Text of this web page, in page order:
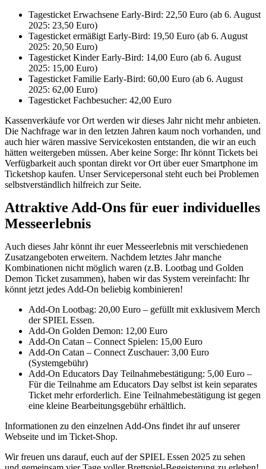
Tagesticket Erwachsene Early-Bird: 22,50 Euro (ab 6. August
2025: 23,50 Euro)
Tagesticket ermäßigt Early-Bird: 19,50 Euro (ab 6. August
2025: 20,50 Euro)
Tagesticket Kinder Early-Bird: 14,00 Euro (ab 6. August
2025: 15,00 Euro)
Tagesticket Familie Early-Bird: 60,00 Euro (ab 6. August
2025: 62,00 Euro)
Tagesticket Fachbesucher: 42,00 Euro
Kassenverkäufe vor Ort werden wir dieses Jahr nicht mehr anbieten.
Die Nachfrage war in den letzten Jahren kaum noch vorhanden, und
auch hier wären massive Servicekosten entstanden, die wir an euch
hätten weitergeben müssen. Aber keine Sorge: Ihr könnt Tickets bei
Verfügbarkeit auch spontan direkt vor Ort über euer Smartphone im
Ticketshop kaufen. Unser Servicepersonal steht euch bei Problemen
selbstverständlich hilfreich zur Seite.
Attraktive Add-Ons für euer individuelles
Messeerlebnis
Auch dieses Jahr könnt ihr euer Messeerlebnis mit verschiedenen
Zusatzangeboten erweitern. Nachdem letztes Jahr manche
Kombinationen nicht möglich waren (z.B. Lootbag und Golden
Demon Ticket zusammen), haben wir das System vereinfacht: Ihr
könnt jetzt jedes Add-On beliebig kombinieren!
Add-On Lootbag: 20,00 Euro – gefüllt mit exklusivem Merch
der SPIEL Essen.
Add-On Golden Demon: 12,00 Euro
Add-On Catan – Connect Spielen: 15,00 Euro
Add-On Catan – Connect Zuschauer: 3,00 Euro
(Systemgebühr)
Add-On Educators Day Teilnahmebestätigung: 5,00 Euro –
Für die Teilnahme am Educators Day selbst ist kein separates
Ticket mehr erforderlich. Eine Teilnahmebestätigung ist gegen
eine kleine Bearbeitungsgebühr erhältlich.
Informationen zu den einzelnen Add-Ons findet ihr auf unserer
Webseite und im Ticket-Shop.
Wir freuen uns darauf, euch auf der SPIEL Essen 2025 zu sehen